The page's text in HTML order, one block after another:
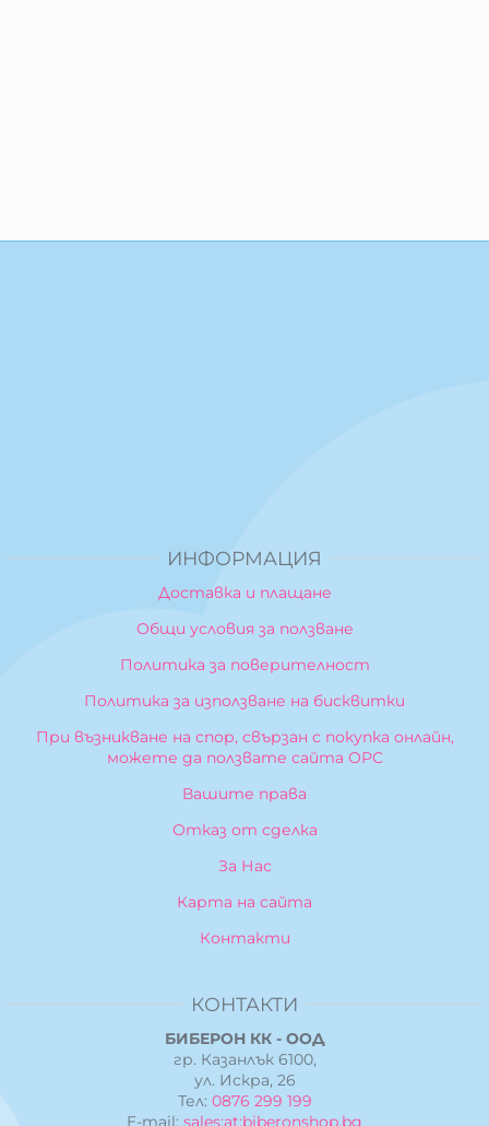
ИНФОРМАЦИЯ
Доставка и плащане
Общи условия за ползване
Политика за поверителност
Политика за използване на бисквитки
При възникване на спор, свързан с покупка онлайн,
можете да ползвате сайта ОРС
Вашите права
Отказ от сделка
За Нас
Карта на сайта
Контакти
КОНТАКТИ
БИБЕРОН КК - ООД
гр. Казанлък 6100,
ул. Искра, 26
Тел: 0876 299 199
E-mail: sales:at:biberonshop.bg